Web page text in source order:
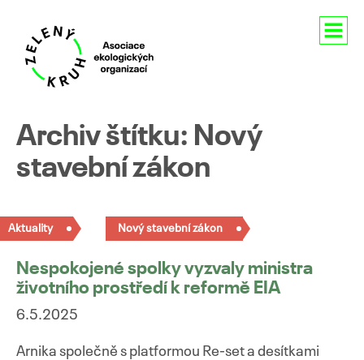
Pro média
Archiv štítku: Nový
stavební zákon
Aktuality Nový stavební zákon
Nespokojené spolky vyzvaly ministra
životního prostředí k reformě EIA
6.5.2025
Arnika společně s platformou Re-set a desítkami